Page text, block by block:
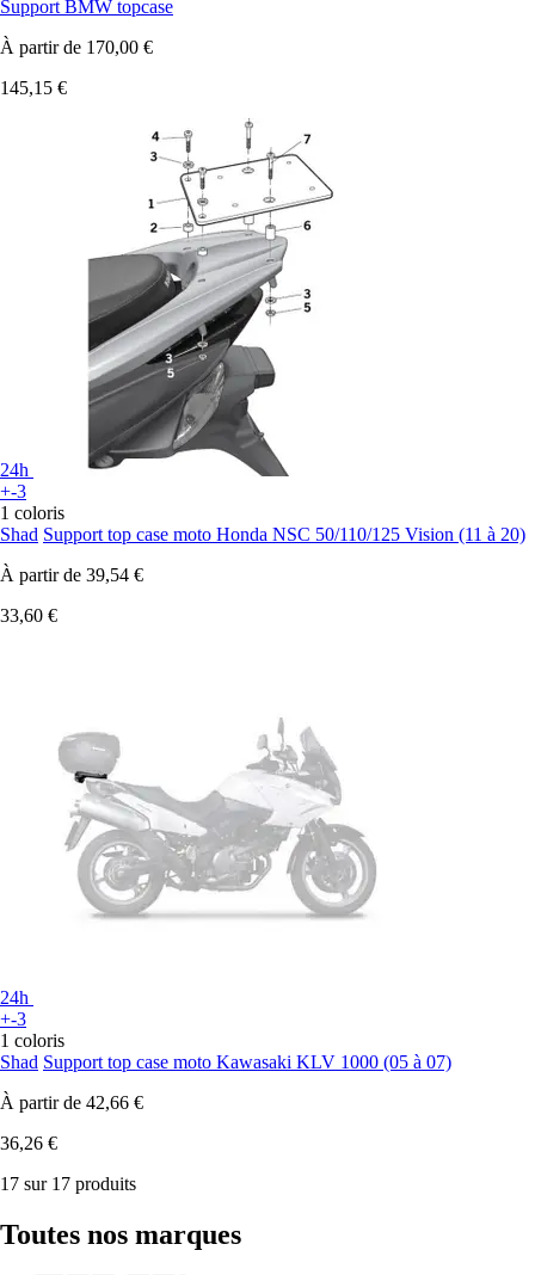
Support BMW topcase
À partir de 170,00 €
145,15 €
24h
+-3
1 coloris
Shad Support top case moto Honda NSC 50/110/125 Vision (11 à 20)
À partir de 39,54 €
33,60 €
24h
+-3
1 coloris
Shad Support top case moto Kawasaki KLV 1000 (05 à 07)
À partir de 42,66 €
36,26 €
17 sur 17 produits
Toutes nos marques